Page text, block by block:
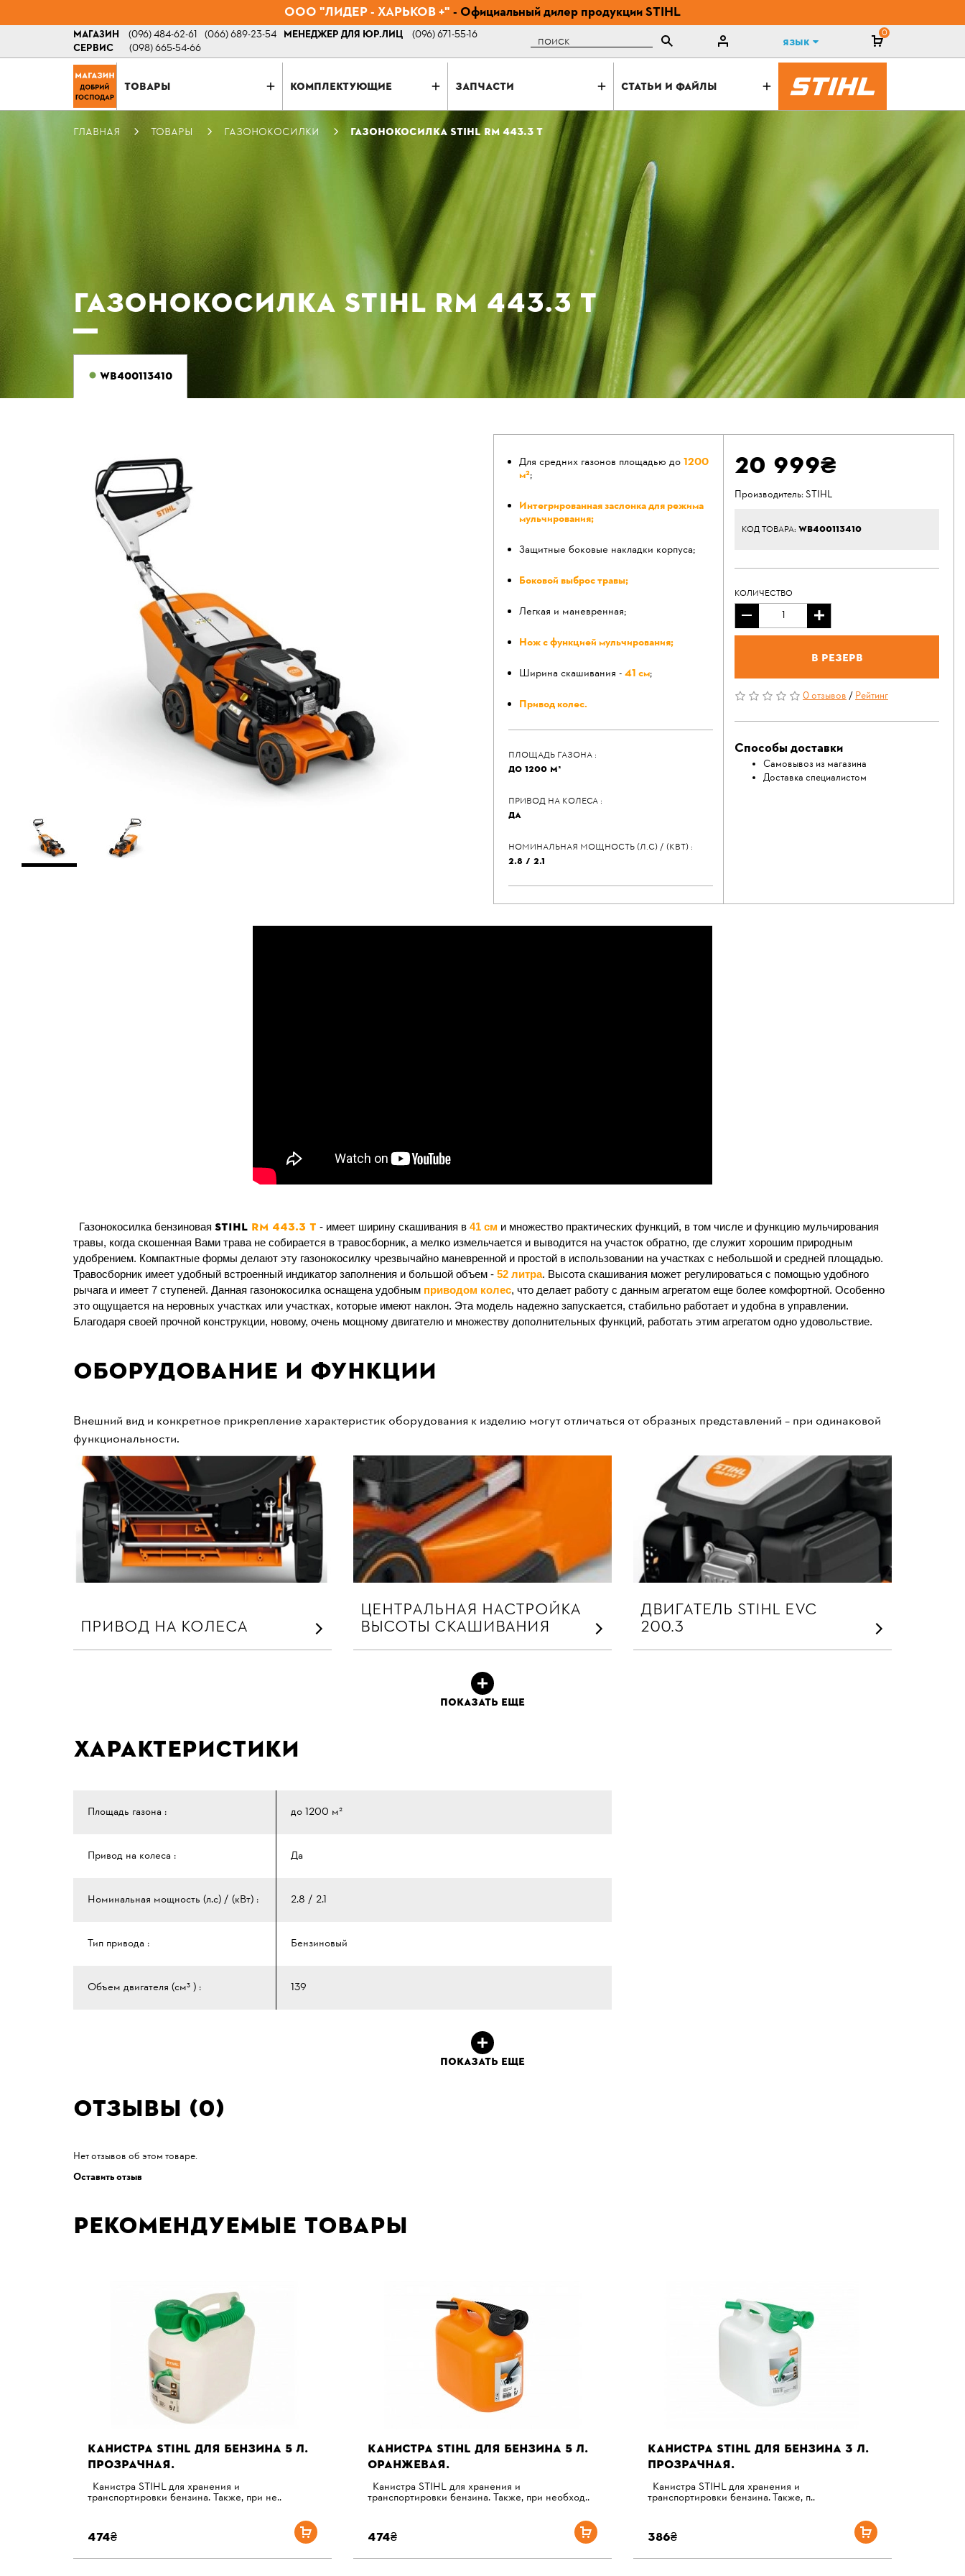
ООО "ЛИДЕР - ХАРЬКОВ +" - Официальный дилер продукции STIHL
МАГАЗИН (096) 484-62-61 (066) 689-23-54 МЕНЕДЖЕР ДЛЯ ЮР.ЛИЦ
(096) 671-55-16
СЕРВИС
(098) 665-54-66 Поиск Язык
0
ТОВАРЫ КОМПЛЕКТУЮЩИЕ ЗАПЧАСТИ СТАТЬИ И ФАЙЛЫ
ГЛАВНАЯ ТОВАРЫ ГАЗОНОКОСИЛКИ ГАЗОНОКОСИЛКА STIHL RM 443.3 T
ГАЗОНОКОСИЛКА STIHL RM 443.3 T
WB400113410
Для средних газонов площадью до1200
м²;
Интегрированная заслонка для режима
мульчирования;
Защитные боковые накладки корпуса;
Боковой выброс травы;
Легкая и маневренная;
Нож с функцией мульчирования;
Ширина скашивания -41 см;
Привод колес.
ПЛОЩАДЬ ГАЗОНА :
ДО 1200 М²
ПРИВОД НА КОЛЕСА :
ДА
НОМИНАЛЬНАЯ МОЩНОСТЬ (Л.С) / (КВТ) :
2.8 / 2.1
20 999₴
Производитель:STIHL
КОД ТОВАРА: WB400113410
КОЛИЧЕСТВО
В резерв
0 отзывов/Рейтинг
Способы доставки
Самовывоз из магазина
Доставка специалистом
Газонокосилка бензиновая STIHL RM 443.3 T - имеет ширину скашивания в 41 см и множество практических функций, в том числе и функцию мульчирования
травы, когда скошенная Вами трава не собирается в травосборник, а мелко измельчается и выводится на участок обратно, где служит хорошим природным
удобрением. Компактные формы делают эту газонокосилку чрезвычайно маневренной и простой в использовании на участках с небольшой и средней площадью.
Травосборник имеет удобный встроенный индикатор заполнения и большой объем - 52 литра. Высота скашивания может регулироваться с помощью удобного
рычага и имеет 7 ступеней. Данная газонокосилка оснащена удобным приводом колес, что делает работу с данным агрегатом еще более комфортной. Особенно
это ощущается на неровных участках или участках, которые имеют наклон. Эта модель надежно запускается, стабильно работает и удобна в управлении.
Благодаря своей прочной конструкции, новому, очень мощному двигателю и множеству дополнительных функций, работать этим агрегатом одно удовольствие.
Оборудование и функции
Внешний вид и конкретное прикрепление характеристик оборудования к изделию могут отличаться от образных представлений – при одинаковой
функциональности.
ПРИВОД НА КОЛЕСА
ЦЕНТРАЛЬНАЯ НАСТРОЙКА
ВЫСОТЫ СКАШИВАНИЯ
ДВИГАТЕЛЬ STIHL EVC
200.3
ПОКАЗАТЬ ЕЩЕ
Характеристики
Площадь газона : до 1200 м²
Привод на колеса : Да
Номинальная мощность (л.с) / (кВт) : 2.8 / 2.1
Тип привода : Бензиновый
Объем двигателя (см³ ) : 139
ПОКАЗАТЬ ЕЩЕ
Отзывы (0)
Нет отзывов об этом товаре.
Оставить отзыв
Рекомендуемые товары
КАНИСТРА STIHL ДЛЯ БЕНЗИНА 5 Л.
ПРОЗРАЧНАЯ.
Канистра STIHL для хранения и
транспортировки бензина. Также, при не..
474₴
КАНИСТРА STIHL ДЛЯ БЕНЗИНА 5 Л.
ОРАНЖЕВАЯ.
Канистра STIHL для хранения и
транспортировки бензина. Также, при необход..
474₴
КАНИСТРА STIHL ДЛЯ БЕНЗИНА 3 Л.
ПРОЗРАЧНАЯ.
Канистра STIHL для хранения и
транспортировки бензина. Также, п..
386₴